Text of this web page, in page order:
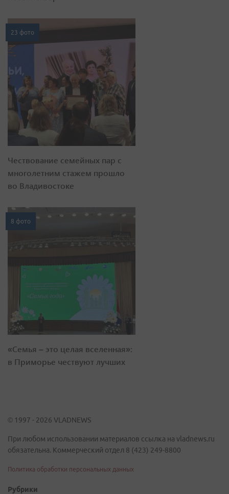
23 фото
Чествование семейных пар с
многолетним стажем прошло
во Владивостоке
8 фото
«Семья – это целая вселенная»:
в Приморье чествуют лучших
© 1997 - 2026 VLADNEWS
При любом использовании материалов ссылка на vladnews.ru
обязательна. Коммерческий отдел 8 (423) 249-8800
Политика обработки персональных данных
Рубрики